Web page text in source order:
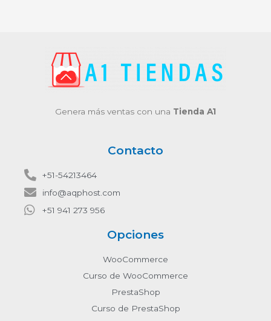
Genera más ventas con una Tienda A1
Contacto
+51-54213464
info@aqphost.com
+51 941 273 956
Opciones
WooCommerce
Curso de WooCommerce
PrestaShop
Curso de PrestaShop